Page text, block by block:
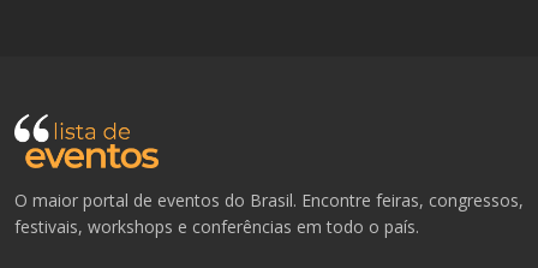
O maior portal de eventos do Brasil. Encontre feiras, congressos,
festivais, workshops e conferências em todo o país.